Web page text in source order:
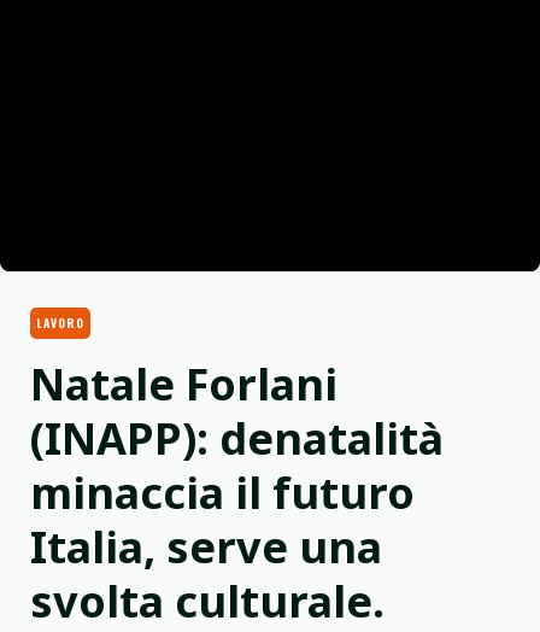
LAVORO
Natale Forlani
(INAPP): denatalità
minaccia il futuro
Italia, serve una
svolta culturale.